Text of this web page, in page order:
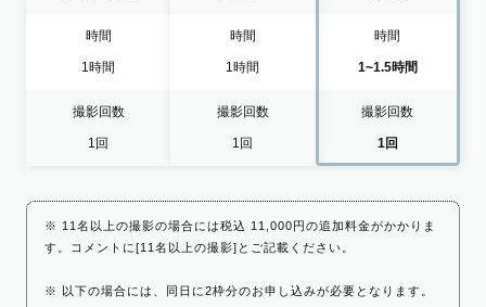
時間
1時間
撮影回数
1回
時間
1時間
撮影回数
1回
時間
1~1.5時間
撮影回数
1回
※ 11名以上の撮影の場合には税込 11,000円の追加料金がかかりま
す。コメントに[11名以上の撮影]とご記載ください。
※ 以下の場合には、同日に2枠分のお申し込みが必要となります。